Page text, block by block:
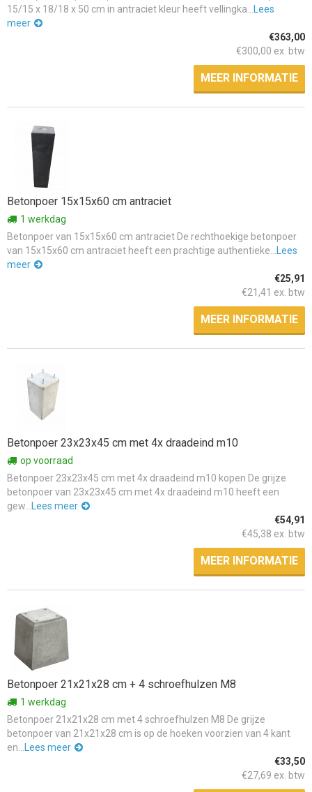
15/15 x 18/18 x 50 cm in antraciet kleur heeft vellingka... Lees
meer
€363,00
€300,00 ex. btw
MEER INFORMATIE
Betonpoer 15x15x60 cm antraciet
1 werkdag
Betonpoer van 15x15x60 cm antraciet De rechthoekige betonpoer
van 15x15x60 cm antraciet heeft een prachtige authentieke... Lees
meer
€25,91
€21,41 ex. btw
MEER INFORMATIE
Betonpoer 23x23x45 cm met 4x draadeind m10
op voorraad
Betonpoer 23x23x45 cm met 4x draadeind m10 kopen De grijze
betonpoer van 23x23x45 cm met 4x draadeind m10 heeft een
gew... Lees meer
€54,91
€45,38 ex. btw
MEER INFORMATIE
Betonpoer 21x21x28 cm + 4 schroefhulzen M8
1 werkdag
Betonpoer 21x21x28 cm met 4 schroefhulzen M8 De grijze
betonpoer van 21x21x28 cm is op de hoeken voorzien van 4 kant
en... Lees meer
€33,50
€27,69 ex. btw